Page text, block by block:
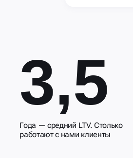
3,5
Года — средний LTV. Столько
работают с нами клиенты